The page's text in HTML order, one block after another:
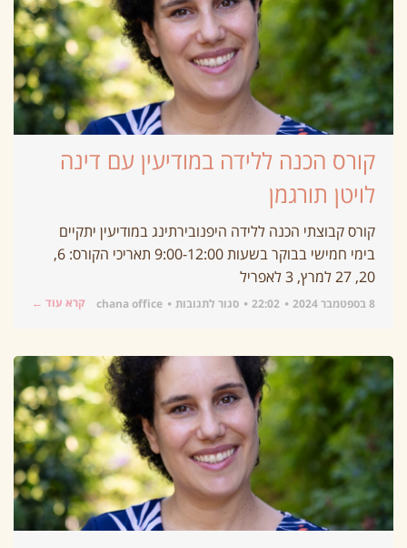
קורס הכנה ללידה במודיעין עם דינה
לויטן תורגמן
קורס קבוצתי הכנה ללידה היפנובירתינג במודיעין יתקיים
בימי חמישי בבוקר בשעות 9:00-12:00 תאריכי הקורס: 6,
20, 27 למרץ, 3 לאפריל
8 בספטמבר 2024 22:02 סגור לתגובות chana office קרא עוד ←